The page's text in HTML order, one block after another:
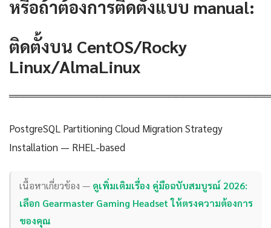
หรือถ้าต้องการติดตั้งแบบ manual:
ติดตั้งบน CentOS/Rocky
Linux/AlmaLinux
PostgreSQL Partitioning Cloud Migration Strategy
Installation — RHEL-based
เนื้อหาเกี่ยวข้อง — ดูเพิ่มเติมเรื่อง คู่มือฉบับสมบูรณ์ 2026:
เลือก Gearmaster Gaming Headset ให้ตรงความต้องการ
ของคุณ